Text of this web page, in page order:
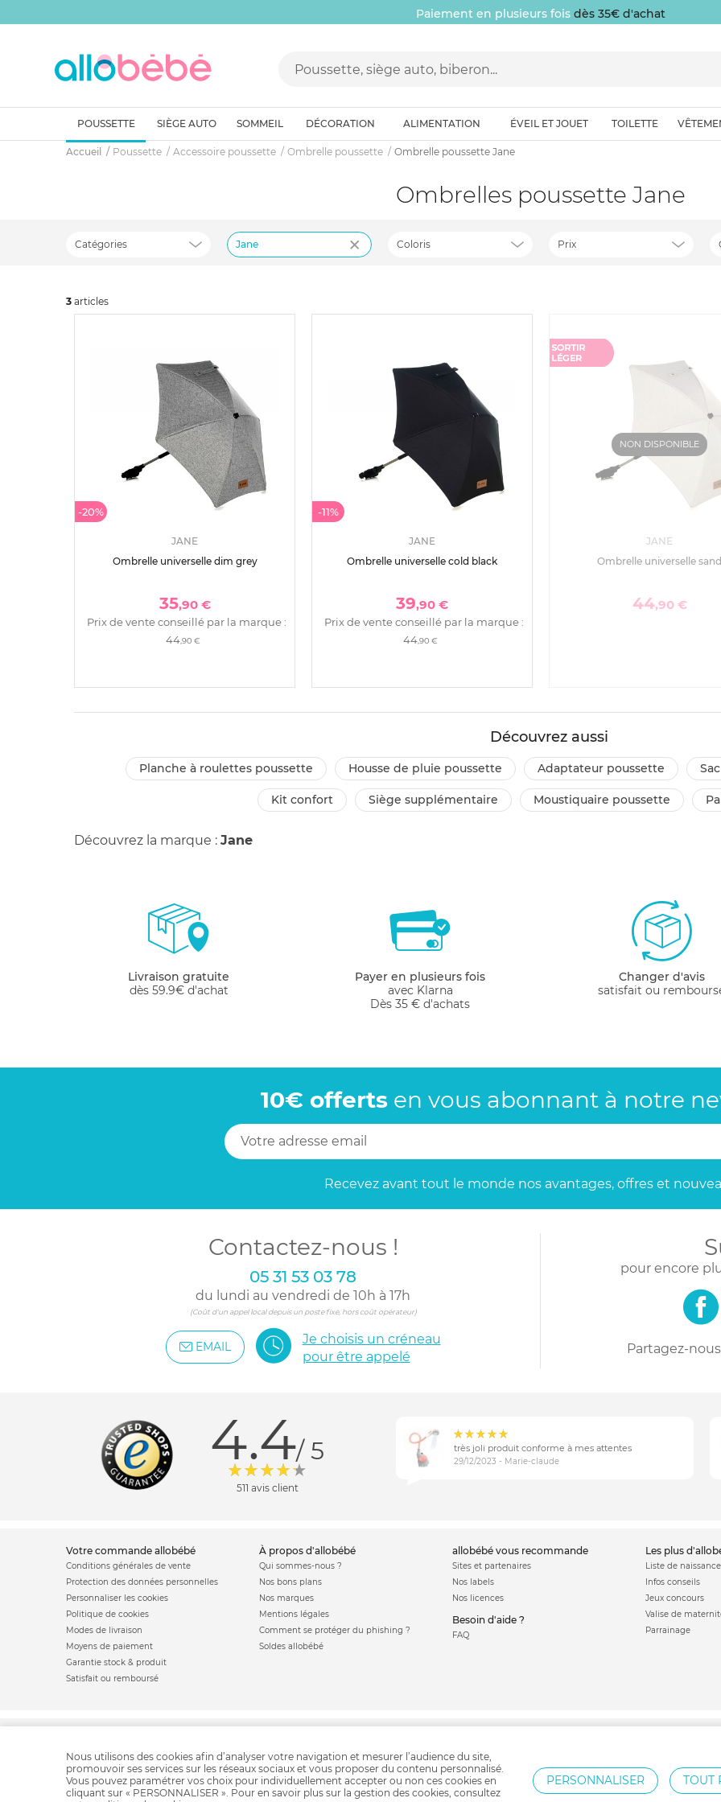
Paiement en plusieurs fois dès 35€ d'achat
POUSSETTE SIÈGE AUTO SOMMEIL DÉCORATION ALIMENTATION ÉVEIL ET JOUET TOILETTE
Accueil Poussette Accessoire poussette Ombrelle poussette Ombrelle poussette Jane
Ombrelles poussette Jane
Catégories Jane Coloris Prix
3 articles
-20%
JANE
Ombrelle universelle dim grey
35,90 €
Prix de vente conseillé par la marque :
44,90 €
-11%
JANE
Ombrelle universelle cold black
39,90 €
Prix de vente conseillé par la marque :
44,90 €
NON DISPONIBLE
JANE
Ombrelle universelle sand
44,90 €
Découvrez aussi
planche à roulettes poussette housse de pluie poussette adaptateur poussette
kit confort siège supplémentaire moustiquaire poussette
Découvrez la marque : Jane
Livraison gratuite
dès 59.9€ d'achat
Payer en plusieurs fois
avec Klarna
Dès 35 € d'achats
Changer d'avis
satisfait ou
10€ offertsen vous abonnantà notre
Recevez avant tout le monde nos avantages, offres et
Contactez-nous !
05 31 53 03 78
du lundi au vendredi de 10h à 17h
(Coût d'un appel local depuis un poste fixe, hors coût opérateur)
EMAIL
Je choisis un créneau
pour être appelé
pour encore
Partagez-
4.4/ 5
511 avis client
très joli produit conforme à mes attentes
29/12/2023 - Marie-claude
votre commande allobébé
Conditions générales de vente
Protection des données personnelles
Personnaliser les cookies
Politique de cookies
Modes de livraison
Moyens de paiement
Garantie stock & produit
Satisfait ou remboursé
à propos d'allobébé
Qui sommes-nous ?
Nos bons plans
Nos marques
Mentions légales
Comment se protéger du phishing ?
Soldes allobébé
allobébé vous recommande
Sites et partenaires
Nos labels
Nos licences
Besoin d'aide ?
FAQ
les plus
Liste de naissance
Infos conseils
Jeux concours
Valise de
Parrainage
Nous utilisons des cookies afin d’analyser votre navigation et mesurer l’audience du site,
promouvoir ses services sur les réseaux sociaux et vous proposer du contenu personnalisé.
Vous pouvez paramétrer vos choix pour individuellement accepter ou non ces cookies en
cliquant sur « PERSONNALISER ». Pour en savoir plus sur la gestion des cookies, consultez
PERSONNALISER TOUT